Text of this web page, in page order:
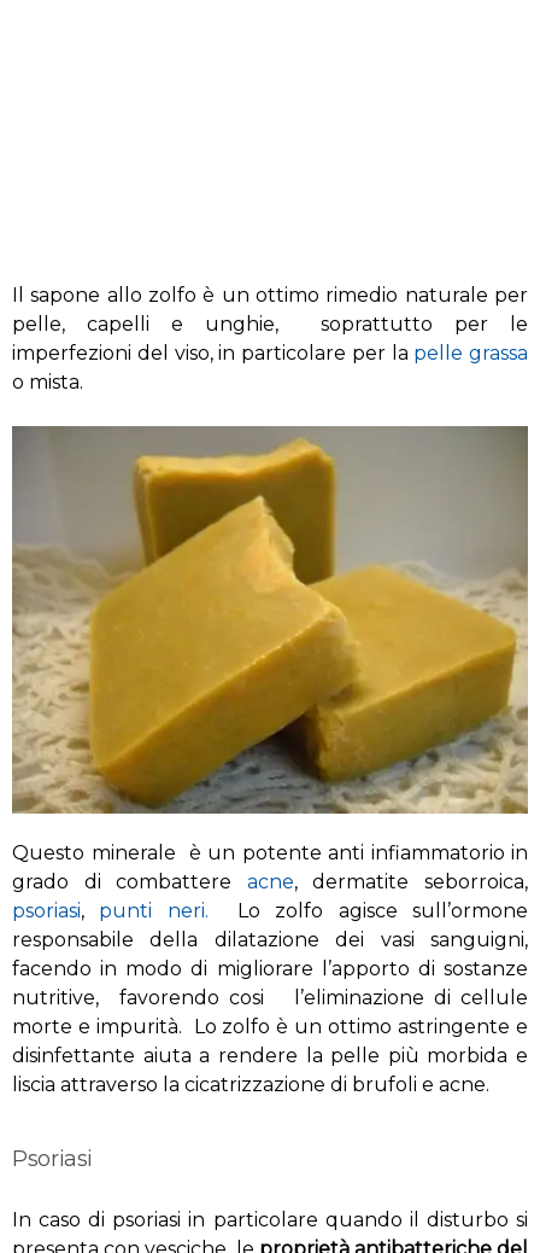
Il sapone allo zolfo è un ottimo rimedio naturale per
pelle, capelli e unghie, soprattutto per le
imperfezioni del viso, in particolare per la pelle grassa
o mista.
Questo minerale è un potente anti infiammatorio in
grado di combattere acne, dermatite seborroica,
psoriasi, punti neri. Lo zolfo agisce sull’ormone
responsabile della dilatazione dei vasi sanguigni,
facendo in modo di migliorare l’apporto di sostanze
nutritive, favorendo cosi l’eliminazione di cellule
morte e impurità. Lo zolfo è un ottimo astringente e
disinfettante aiuta a rendere la pelle più morbida e
liscia attraverso la cicatrizzazione di brufoli e acne.
Psoriasi
In caso di psoriasi in particolare quando il disturbo si